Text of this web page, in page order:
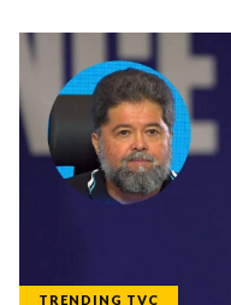
TRENDING TVC